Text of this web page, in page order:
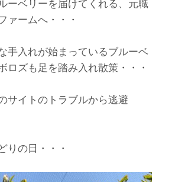
ーベリーを届けてくれる、元職
ァームへ・・・
手入れが始まっているブルーベ
ロズも足を踏み入れ散策・・・
サイトのトラブルから逃避
りの日・・・